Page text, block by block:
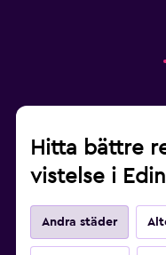
Hitta bättre
vistelse i
Andra städer